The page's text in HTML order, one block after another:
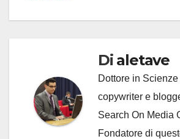
Di aletave
Dottore in
copywriter e
Search On Media
Fondatore di